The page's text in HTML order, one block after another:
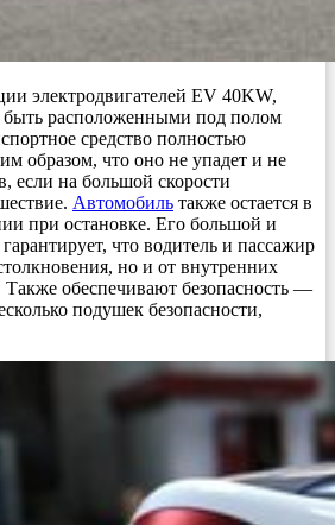
электродвигателей EV 40KW,
быть расположенными под полом
средство полностью
образом, что оно не упадет и не
если на большой скорости
Автомобиль также остается в
при остановке. Его большой и
что водитель и пассажир
но и от внутренних
Также обеспечивают безопасность —
подушек безопасности,